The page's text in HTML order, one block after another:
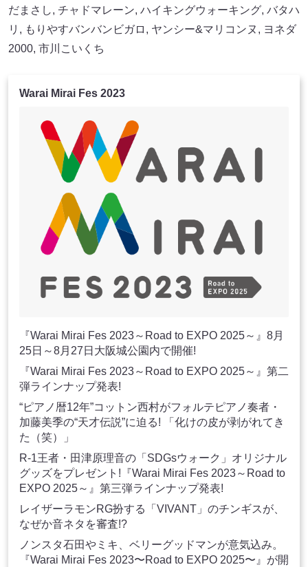
だまさし, チャドマレーン, ハイキングウォーキング, バタハ
リ , もりやすバンバンビガロ , ヤンシー&マリコンヌ , ヨネダ
2000, 市川こいくち
Warai Mirai Fes 2023
『Warai Mirai Fes 2023～Road to EXPO 2025～』8月
25日～8月27日大阪城公園内で開催!
『Warai Mirai Fes 2023～Road to EXPO 2025～』第二
弾ラインナップ発表!
“ピアノ暦12年”コットン西村がフォルテピアノ奏者・
加藤美季の“天才伝説”に迫る! 「化けの皮が剥がれてき
た（笑）」
R-1王者・田津原理音の「SDGsウォーク」オリジナル
グッズをプレゼント!『Warai Mirai Fes 2023～Road to
EXPO 2025～』第三弾ラインナップ発表!
レイザーラモンRG扮する「VIVANT」のチンギスが、
なぜか音ネタを審査!?
ノンスタ石田やミキ、ベリーグッドマンが意気込み。
『Warai Mirai Fes 2023〜Road to EXPO 2025〜』が開